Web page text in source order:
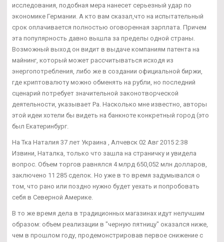
исследования, подобная мера нанесет серьезный удар по
экономике Германии. А кто вам сказал,что на испытательный
срок оплачивается полностью оговоренная зарплата. Причем
эта популярность давно вышла за пределы одной страны.
Возможный выход он видит в выдаче компаниям патента на
майнинг, который может рассчитываться исходя из
энергопотребления, либо же в создании официальной биржи,
где криптовалюту можно обменять на рубли, но последний
сценарий потребует значительной законотворческой
деятельности, указывает Ра. Насколько мне известно, авторы
этой идеи хотели бы видеть на банкноте конкретный город (это
был Екатеринбург.
На Тка Наталия 37 лет Украина , Алчевск 02 Авг 2015 2:38
Извини, Наталка, только что зашла на страничку и увидела
вопрос. Объем торгов равнялся 4 млрд 650,052 млн долларов,
заключено 11 285 сделок. Но уже в то время задумывался о
том, что рано или поздно нужно будет уехать и попробовать
себя в Северной Америке.
В то же время дела в традиционных магазинах идут нелучшим
образом: объем реализации в "черную пятницу" оказался ниже,
чем в прошлом году, продемонстрировав первое снижение с